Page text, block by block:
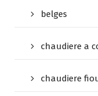
belges
chaudiere a
chaudiere